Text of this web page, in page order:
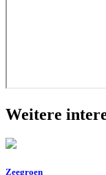
Weitere
Zeegroen